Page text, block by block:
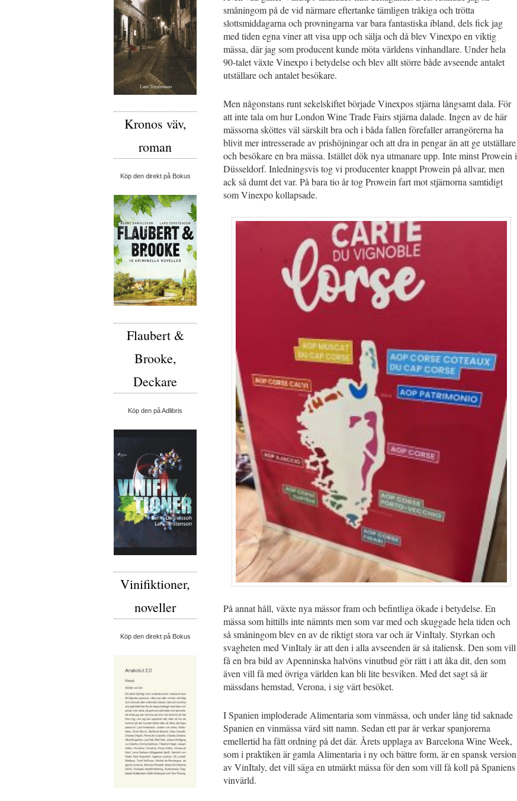
småningom på de vid närmare eftertanke tämligen tråkiga och trötta
slottsmiddagarna och provningarna var bara fantastiska ibland, dels fick jag
med tiden egna viner att visa upp och sälja och då blev Vinexpo en viktig
mässa, där jag som producent kunde möta världens vinhandlare. Under hela
90-talet växte Vinexpo i betydelse och blev allt större både avseende antalet
utställare och antalet besökare.
Men någonstans runt sekelskiftet började Vinexpos stjärna långsamt dala. För
att inte tala om hur London Wine Trade Fairs stjärna dalade. Ingen av de här
mässorna sköttes väl särskilt bra och i båda fallen förefaller arrangörerna ha
blivit mer intresserade av prishöjningar och att dra in pengar än att ge utställare
och besökare en bra mässa. Istället dök nya utmanare upp. Inte minst Prowein i
Düsseldorf. Inledningsvis tog vi producenter knappt Prowein på allvar, men
ack så dumt det var. På bara tio år tog Prowein fart mot stjärnorna samtidigt
som Vinexpo kollapsade.
På annat håll, växte nya mässor fram och befintliga ökade i betydelse. En
mässa som hittills inte nämnts men som var med och skuggade hela tiden och
så småningom blev en av de riktigt stora var och är VinItaly. Styrkan och
svagheten med VinItaly är att den i alla avseenden är så italiensk. Den som vill
få en bra bild av Apenninska halvöns vinutbud gör rätt i att åka dit, den som
även vill få med övriga världen kan bli lite besviken. Med det sagt så är
mässdans hemstad, Verona, i sig värt besöket.
I Spanien imploderade Alimentaria som vinmässa, och under lång tid saknade
Spanien en vinmässa värd sitt namn. Sedan ett par år verkar spanjorerna
emellertid ha fått ordning på det där. Årets upplaga av Barcelona Wine Week,
som i praktiken är gamla Alimentaria i ny och bättre form, är en spansk version
av VinItaly, det vill säga en utmärkt mässa för den som vill få koll på Spaniens
vinvärld.
Kronos väv,
roman
Köp den direkt på Bokus
Flaubert &
Brooke,
Deckare
Köp den på Adlibris
Vinifiktioner,
noveller
Köp den direkt på Bokus